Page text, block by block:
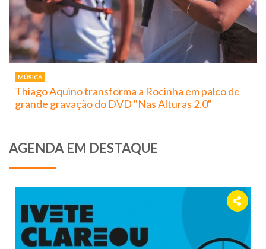
MÚSICA
Thiago Aquino transforma a Rocinha em palco de
grande gravação do DVD "Nas Alturas 2.0"
AGENDA EM DESTAQUE